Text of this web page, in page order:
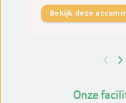
Bekijk deze
Onze